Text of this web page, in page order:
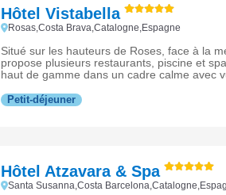
Hôtel Vistabella
Rosas,Costa Brava,Catalogne,Espagne
Situé sur les hauteurs de Roses, face à la
propose plusieurs restaurants, piscine et
haut de gamme dans un cadre calme avec
Petit-déjeuner
Hôtel Atzavara & Spa
Santa Susanna,Costa